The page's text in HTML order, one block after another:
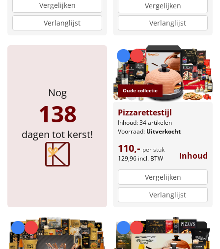
Vergelijken
Verlanglijst
Vergelijken
Verlanglijst
Nog
138
dagen tot kerst!
Oude collectie
Pizzarettestijl
Inhoud: 34 artikelen
Voorraad: Uitverkocht
110,- per stuk
129,96 incl. BTW Inhoud
Vergelijken
Verlanglijst